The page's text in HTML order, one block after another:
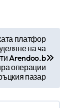
платфор
на ча
Arendoo.b
операции
пазар